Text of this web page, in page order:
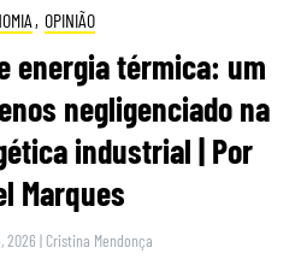
, OPINIÃO
energia térmica: um
negligenciado na
industrial | Por
Marques
2026 | Cristina Mendonça